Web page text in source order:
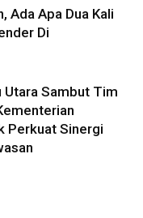
Ada Apa Dua Kali
Di
Utara Sambut Tim
Perkuat Sinergi